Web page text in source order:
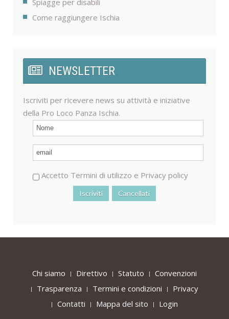
Come raggiungere Ischia
NEWSLETTER
Iscriviti per ricevere news su attività e iniziative
della Pro Loco Panza Ischia.
Accetto Termini di utilizzo e Privacy policy
Chi siamo Direttivo Statuto
Convenzioni
Trasparenza
Termini e condizioni
Privacy
Contatti
Mappa del sito Login